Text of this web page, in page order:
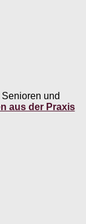
und
aus der Praxis